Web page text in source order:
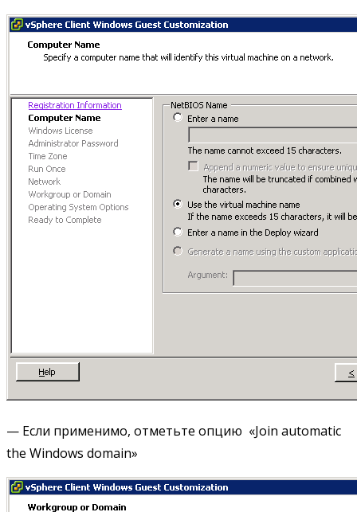
— Если применимо, отметьте опцию «Join automatic
the Windows domain»